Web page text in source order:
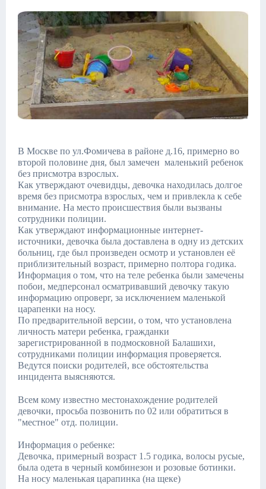
В Москве по ул.Фомичева в районе д.16, примерно во
второй половине дня, был замечен маленький ребенок
без присмотра взрослых.
Как утверждают очевидцы, девочка находилась долгое
время без присмотра взрослых, чем и привлекла к себе
внимание. На место происшествия были вызваны
сотрудники полиции.
Как утверждают информационные интернет-
источники, девочка была доставлена в одну из детских
больниц, где был произведен осмотр и установлен её
приблизительный возраст, примерно полтора годика.
Информация о том, что на теле ребенка были замечены
побои, медперсонал осматривавший девочку такую
информацию опроверг, за исключением маленькой
царапенки на носу.
По предварительной версии, о том, что установлена
личность матери ребенка, гражданки
зарегистрированной в подмосковной Балашихи,
сотрудниками полиции информация проверяется.
Ведутся поиски родителей, все обстоятельства
инцидента выясняются.
Всем кому известно местонахождение родителей
девочки, просьба позвонить по 02 или обратиться в
"местное" отд. полиции.
Информация о ребенке:
Девочка, примерный возраст 1.5 годика, волосы русые,
была одета в черный комбинезон и розовые ботинки.
На носу маленькая царапинка (на щеке)